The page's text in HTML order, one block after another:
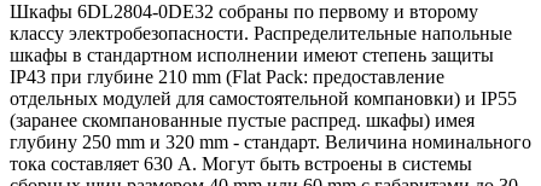
Шкафы 6DL2804-0DE32 собраны по первому и второму
классу электробезопасности. Распределительные напольные
шкафы в стандартном исполнении имеют степень защиты
IP43 при глубине 210 mm (Flat Pack: предоставление
отдельных модулей для самостоятельной компановки) и IP55
(заранее скомпанованные пустые распред. шкафы) имея
глубину 250 mm и 320 mm - стандарт. Величина номинального
тока составляет 630 A. Могут быть встроены в системы